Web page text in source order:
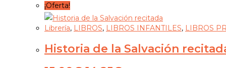
¡Oferta!
Librería, LIBROS, LIBROS INFANTILES, LIBROS
Historia de la Salvación